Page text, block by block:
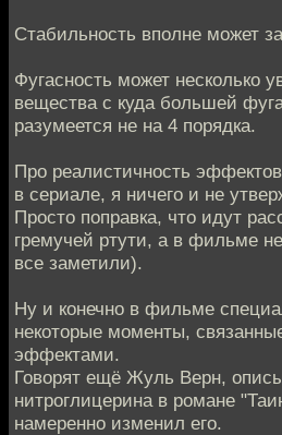
Стабильность вполне может
Фугасность может несколько
вещества с куда большей
разумеется не на 4 порядка.
Про реалистичность
в сериале, я ничего и не
Просто поправка, что идут
гремучей ртути, а в фильме
все заметили).
Ну и конечно в фильме
некоторые моменты,
эффектами.
Говорят ещё Жуль Верн,
нитроглицерина в романе
намеренно изменил его.